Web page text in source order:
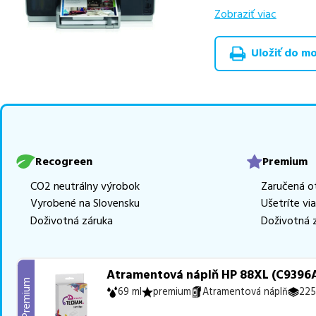
zachovávajú kvalitu
Celá táto
produktu nás
Vieme, že pri
3 z nich
Ak si pri výbere nie
najlepšie riešenie.
Zobraziť viac
Uložiť do
Recogreen
CO2 neutrálny výrobok
Vyrobené na Slovensku
Doživotná záruka
Premium
Zaručená
Ušetríte
Doživotná
Premium
Atramentová náplň HP 88XL
69 ml premium Atramentová náplň